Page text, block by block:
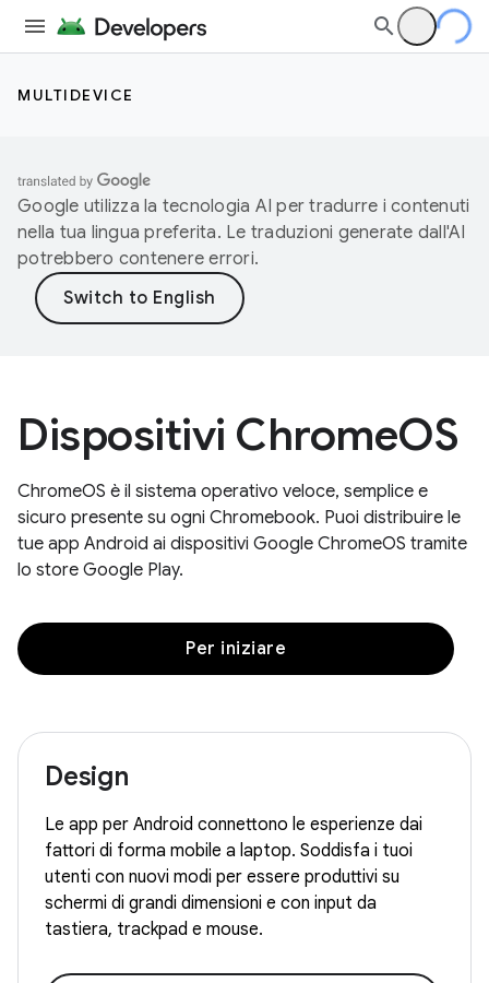
MULTIDEVICE
Google utilizza la tecnologia AI per tradurre i contenuti
nella tua lingua preferita. Le traduzioni generate dall'AI
potrebbero contenere errori.
Dispositivi ChromeOS
ChromeOS è il sistema operativo veloce, semplice e
sicuro presente su ogni Chromebook. Puoi distribuire le
tue app Android ai dispositivi Google ChromeOS tramite
lo store Google Play.
Per iniziare
Design
Le app per Android connettono le esperienze dai
fattori di forma mobile a laptop. Soddisfa i tuoi
utenti con nuovi modi per essere produttivi su
schermi di grandi dimensioni e con input da
tastiera, trackpad e mouse.